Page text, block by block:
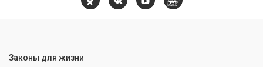
Законы для жизни